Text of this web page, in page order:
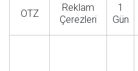
OTZ
Reklam
Çerezleri
1
Gün